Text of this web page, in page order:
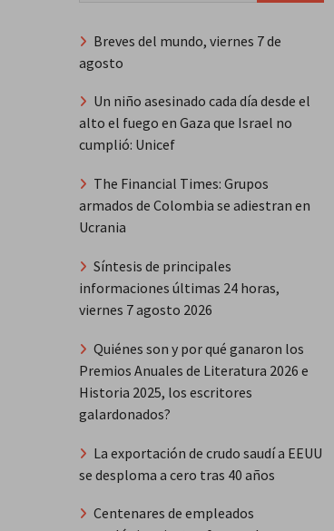
Breves del mundo, viernes 7 de
agosto
Un niño asesinado cada día desde el
alto el fuego en Gaza que Israel no
cumplió: Unicef
The Financial Times: Grupos
armados de Colombia se adiestran en
Ucrania
Síntesis de principales
informaciones últimas 24 horas,
viernes 7 agosto 2026
Quiénes son y por qué ganaron los
Premios Anuales de Literatura 2026 e
Historia 2025, los escritores
galardonados?
La exportación de crudo saudí a EEUU
se desploma a cero tras 40 años
Centenares de empleados